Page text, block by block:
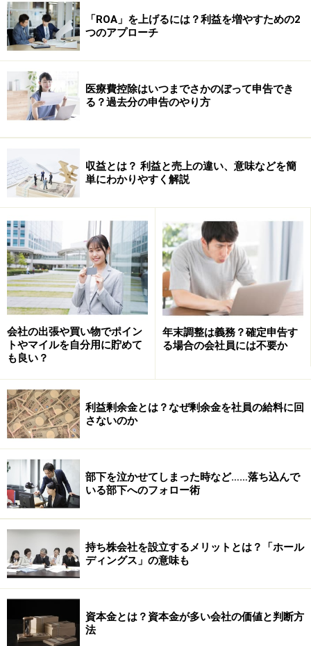
社長：
（え！12％って元本100万円で12万円の利子がもらえる
ってこと？すごい！！）
コホン。なかなか良さそうですね。では、ちょっと経理
担当者とも相談しますので、パンフレットなどはありま
すか？
担当者：
もちろんです！詳細はこちらになっておりますので、是
非前向きにご検討戴ければと思っております。
社長：
おーい！（経理担当者の）キミ！ちょっと銀行からこん
な話があるんだけど、どう思う？私はなかなかいいと思
ってるんだけど？
こんな話を持ちかけられたあなた、さて、どうしましょ
うか？
あなたの「センス」が問われていますよ！
「ROA」を上げるには？利益を増やすための2
つのアプローチ
医療費控除はいつまでさかのぼって申告でき
る？過去分の申告のやり方
収益とは？ 利益と売上の違い、意味などを簡
単にわかりやすく解説
会社の出張や買い物でポイン
トやマイルを自分用に貯めて
も良い？
年末調整は義務？確定申告す
る場合の会社員には不要か
利益剰余金とは？なぜ剰余金を社員の給料に回
さないのか
部下を泣かせてしまった時など……落ち込んで
いる部下へのフォロー術
持ち株会社を設立するメリットとは？「ホール
ディングス」の意味も
資本金とは？資本金が多い会社の価値と判断方
法